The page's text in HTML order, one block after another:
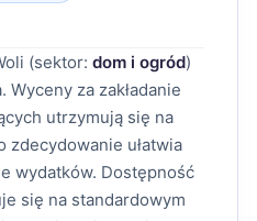
(sektor: dom i ogród)
za zakładanie
utrzymują się na
zdecydowanie ułatwia
wydatków. Dostępność
się na standardowym